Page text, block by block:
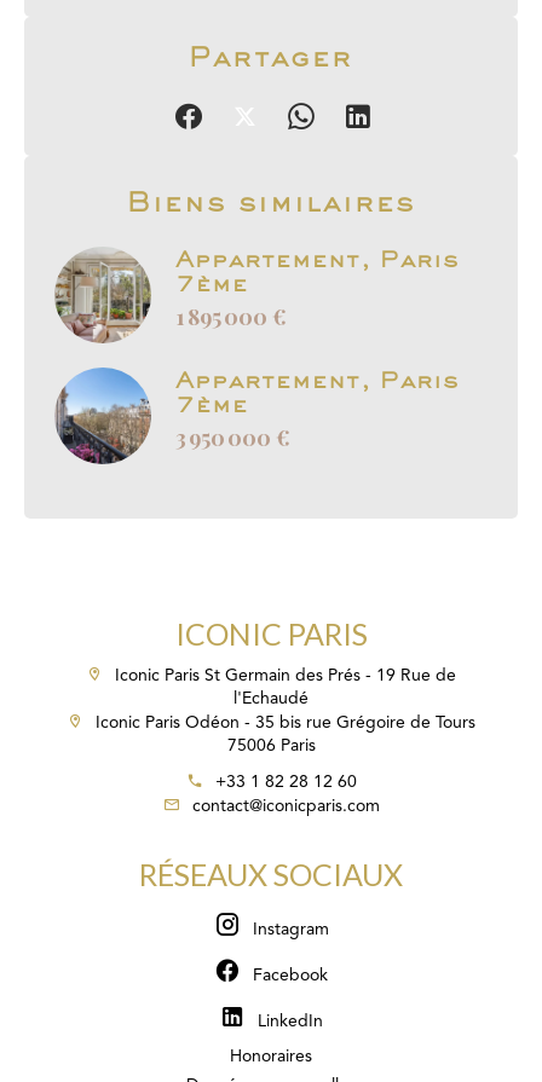
Partager
Biens similaires
Appartement, Paris
7ème
1 895 000 €
Appartement, Paris
7ème
3 950 000 €
ICONIC PARIS
Iconic Paris St Germain des Prés - 19 Rue de
l'Echaudé
Iconic Paris Odéon - 35 bis rue Grégoire de Tours
75006 Paris
+33 1 82 28 12 60
contact@iconicparis.com
RÉSEAUX SOCIAUX
Instagram
Facebook
LinkedIn
Honoraires